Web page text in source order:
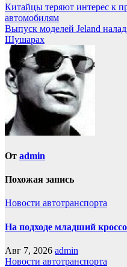
Навигация
по
записям
Китайцы теряют интерес к
автомобилям
Выпуск моделей Jeland
Шушарах
От admin
Похожая запись
Новости автотранспорта
На подходе младший
Авг 7, 2026 admin
Новости автотранспорта